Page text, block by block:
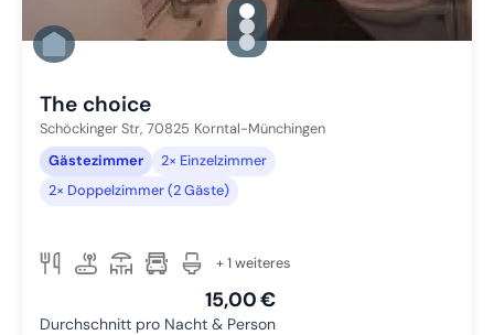
gallery.slide_selector
Zu Slide 1 wechseln
Zu Slide 2 wechseln
Zu Slide 3 wechseln
The choice
Schöckinger Str, 70825 Korntal-Münchingen
Gästezimmer
2× Einzelzimmer
2× Doppelzimmer (2 Gäste)
+ 1 weiteres
15,00 €
Durchschnitt pro Nacht & Person